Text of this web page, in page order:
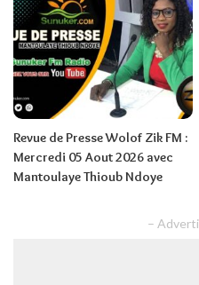
Revue de Presse Wolof Zik FM :
Mercredi 05 Aout 2026 avec
Mantoulaye Thioub Ndoye
–